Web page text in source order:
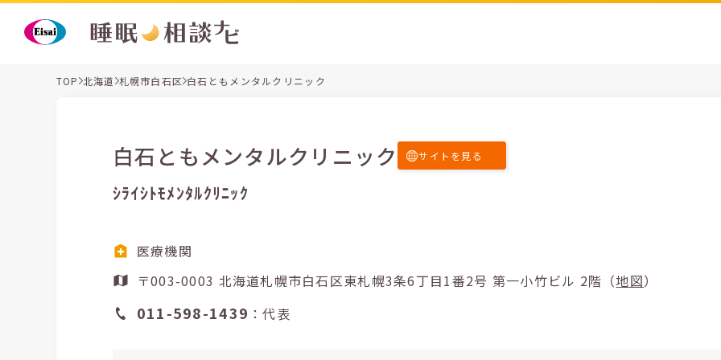
TOP 北海道 札幌市白石区 白石ともメンタルクリニック
白石ともメンタルクリニック サイトを見る
ｼﾗｲｼﾄﾓﾒﾝﾀﾙｸﾘﾆｯｸ
医療機関
〒003-0003 北海道札幌市白石区東札幌3条6丁目1番2号 第一小竹ビル 2階（地図）
011-598-1439 ：代表